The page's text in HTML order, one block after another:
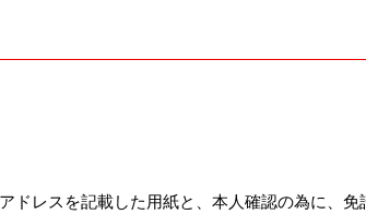
レスを記載した用紙と、本人確認の為に、免